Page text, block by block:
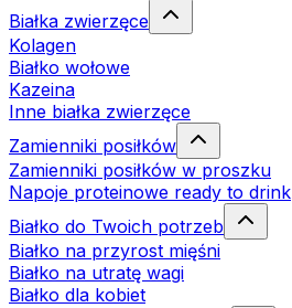
Białka zwierzęce
Kolagen
Białko wołowe
Kazeina
Inne białka zwierzęce
Zamienniki posiłków
Zamienniki posiłków w proszku
Napoje proteinowe ready to drink
Białko do Twoich potrzeb
Białko na przyrost mięśni
Białko na utratę wagi
Białko dla kobiet